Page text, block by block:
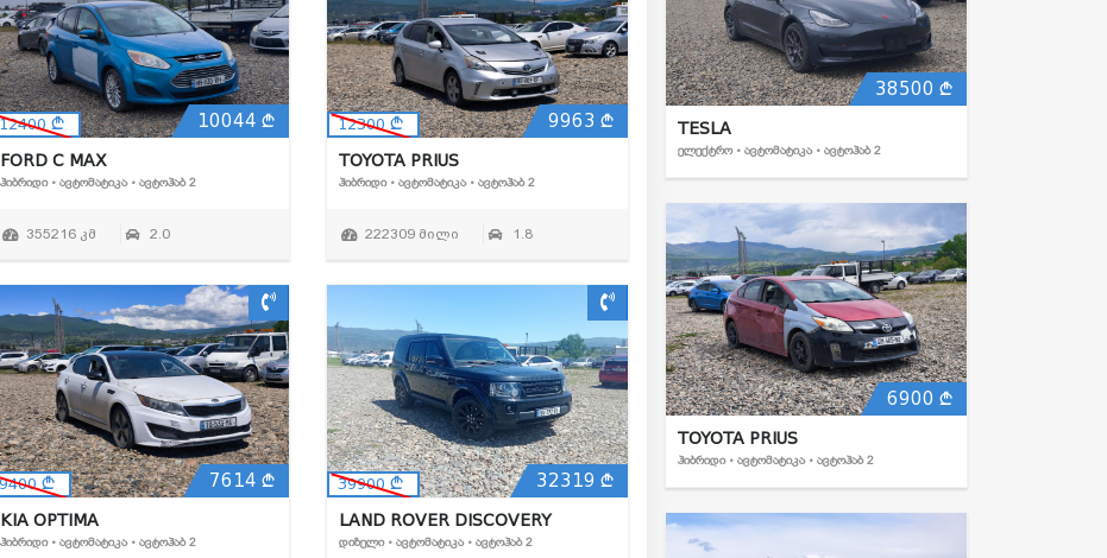
12400 10044
FORD C MAX
ᲰᲘᲑᲠᲘᲓᲘ • ᲐᲕᲢᲝᲛᲐᲢᲘᲙᲐ • ᲐᲕᲢᲝᲰᲐᲑ 2
355216 კმ 2.0
12300 9963
TOYOTA PRIUS
ᲰᲘᲑᲠᲘᲓᲘ • ᲐᲕᲢᲝᲛᲐᲢᲘᲙᲐ • ᲐᲕᲢᲝᲰᲐᲑ 2
222309 მილი 1.8
7614
KIA OPTIMA
ᲰᲘᲑᲠᲘᲓᲘ • ᲐᲕᲢᲝᲛᲐᲢᲘᲙᲐ • ᲐᲕᲢᲝᲰᲐᲑ 2
39900 32319
LAND ROVER DISCOVERY
ᲓᲘᲖᲔᲚᲘ • ᲐᲕᲢᲝᲛᲐᲢᲘᲙᲐ • ᲐᲕᲢᲝᲰᲐᲑ 2
38500
TESLA
ᲔᲚᲔᲥᲢᲠᲝ • ᲐᲕᲢᲝᲛᲐᲢᲘᲙᲐ • ᲐᲕᲢᲝᲰᲐᲑ 2
6900
TOYOTA PRIUS
ᲰᲘᲑᲠᲘᲓᲘ • ᲐᲕᲢᲝᲛᲐᲢᲘᲙᲐ • ᲐᲕᲢᲝᲰᲐᲑ 2